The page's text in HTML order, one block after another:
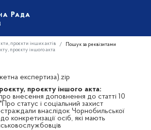
проєкти інших актів
Пошук за реквізитами
проєкту іншого акта
експертиза).zip
проєкту іншого акта:
внесення доповнення до статті 10
статус і соціальний захист
внаслідок Чорнобильської
конкретизації осіб, які мають